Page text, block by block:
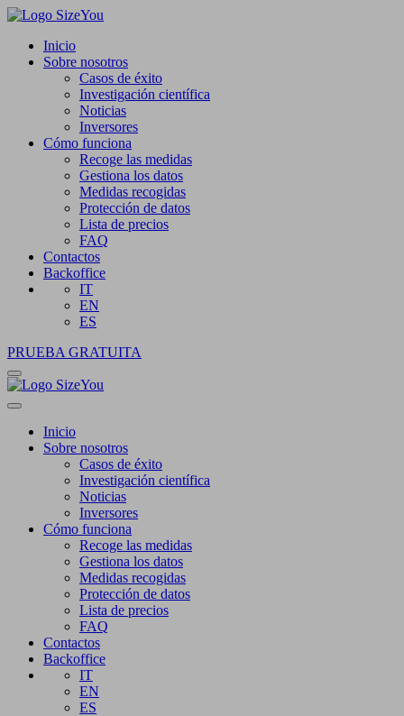
Inicio
Sobre nosotros
Casos de éxito
Investigación científica
Noticias
Inversores
Cómo funciona
Recoge las medidas
Gestiona los datos
Medidas recogidas
Protección de datos
Lista de precios
FAQ
Contactos
Backoffice
IT
EN
ES
PRUEBA GRATUITA
Inicio
Sobre nosotros
Casos de éxito
Investigación científica
Noticias
Inversores
Cómo funciona
Recoge las medidas
Gestiona los datos
Medidas recogidas
Protección de datos
Lista de precios
FAQ
Contactos
Backoffice
IT
EN
ES